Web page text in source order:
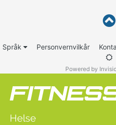
Språk Personvernvilkår
Powered by
Helse